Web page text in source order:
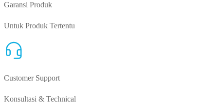
Garansi Produk
Untuk Produk Tertentu
Customer Support
Konsultasi & Technical